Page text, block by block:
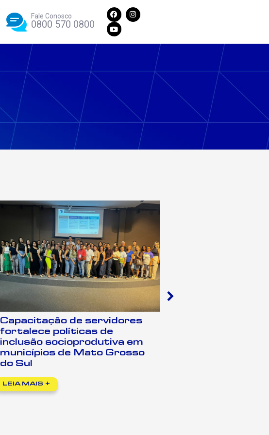
Fale Conosco
0800 570 0800
Capacitação de servidores
fortalece políticas de
inclusão socioprodutiva em
municípios de Mato Grosso
do Sul
LEIA MAIS +